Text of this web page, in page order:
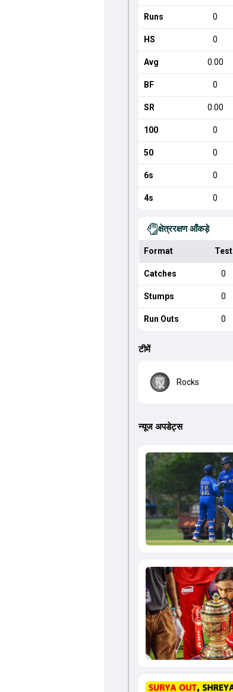
Runs 0
HS 0
Avg 0.00
BF 0
SR 0.00
100 0
50 0
6s 0
4s 0
क्षेत्ररक्षण आँकड़े
Format Test
Catches 0
Stumps 0
Run Outs 0
टीमें
Rocks
न्यूज अपडेट्स